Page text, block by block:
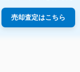
売却査定はこちら